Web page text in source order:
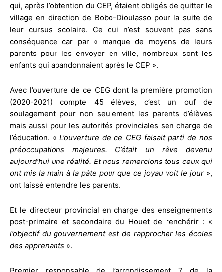
qui, après l’obtention du CEP, étaient obligés de quitter le
village en direction de Bobo-Dioulasso pour la suite de
leur cursus scolaire. Ce qui n’est souvent pas sans
conséquence car par « manque de moyens de leurs
parents pour les envoyer en ville, nombreux sont les
enfants qui abandonnaient après le CEP ».
Avec l’ouverture de ce CEG dont la première promotion
(2020-2021) compte 45 élèves, c’est un ouf de
soulagement pour non seulement les parents d’élèves
mais aussi pour les autorités provinciales sen charge de
l’éducation. «L’ouverture de ce CEG faisait parti de nos
préoccupations majeures. C’était un rêve devenu
aujourd’hui une réalité. Et nous remercions tous ceux qui
ont mis la main à la pâte pour que ce joyau voit le jour »,
ont laissé entendre les parents.
Et le directeur provincial en charge des enseignements
post-primaire et secondaire du Houet de renchérir : «
l’objectif du gouvernement est de rapprocher les écoles
des apprenants ».